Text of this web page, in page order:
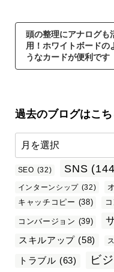
頭の整理にアナログも
用！ホワイトボードの
うなカードが便利です
過去のブログはこち
SEO (32) SNS
インターンシップ (32)
キャッチコピー (38)
コンバージョン (39)
スキルアップ (58)
トラブル (63) ビ